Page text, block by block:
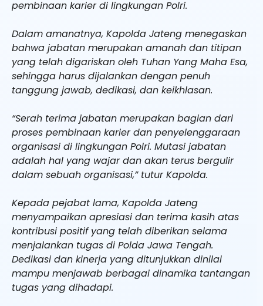
pembinaan karier di lingkungan Polri.
Dalam amanatnya, Kapolda Jateng menegaskan
bahwa jabatan merupakan amanah dan titipan
yang telah digariskan oleh Tuhan Yang Maha Esa,
sehingga harus dijalankan dengan penuh
tanggung jawab, dedikasi, dan keikhlasan.
“Serah terima jabatan merupakan bagian dari
proses pembinaan karier dan penyelenggaraan
organisasi di lingkungan Polri. Mutasi jabatan
adalah hal yang wajar dan akan terus bergulir
dalam sebuah organisasi,” tutur Kapolda.
Kepada pejabat lama, Kapolda Jateng
menyampaikan apresiasi dan terima kasih atas
kontribusi positif yang telah diberikan selama
menjalankan tugas di Polda Jawa Tengah.
Dedikasi dan kinerja yang ditunjukkan dinilai
mampu menjawab berbagai dinamika tantangan
tugas yang dihadapi.